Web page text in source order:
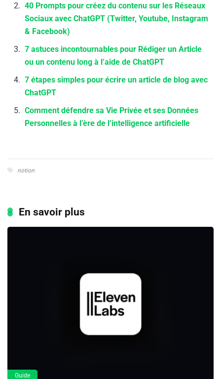
40 Prompts pour créez du contenu sur les Réseaux
Sociaux avec ChatGPT (Twitter, Youtube, Instagram
& Facebook)
7 astuces incontournables pour Rédiger un Article
ou un contenu long à l’aide de ChatGPT
7 étapes simples pour écrire un article de blog avec
ChatGPT
Comment défendre sa Vie Privée et ses Données
Personnelles à l’ère de l’intelligence artificielle
notion
En savoir plus
Guide